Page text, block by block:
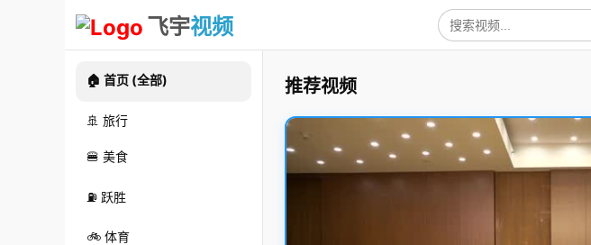
飞宇视频
🏠 首页 (全部)
🚢 旅行
🍔 美食
⛽ 跃胜
🚲 体育
推荐视频